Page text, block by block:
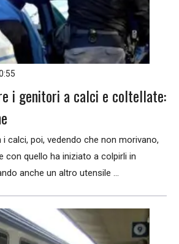
i genitori a calci e coltellate:
calci, poi, vedendo che non morivano,
con quello ha iniziato a colpirli in
anche un altro utensile ...